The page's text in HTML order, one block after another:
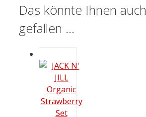
Das könnte Ihnen auch
gefallen …